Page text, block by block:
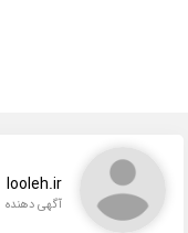
looleh.ir
آگهی دهنده